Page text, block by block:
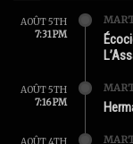
AOÛT 5TH
7:31 PM
AOÛT 5TH
7:16 PM